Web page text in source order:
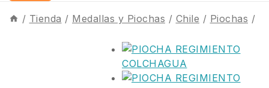
/ Tienda / Medallas y Piochas / Chile / Piochas /